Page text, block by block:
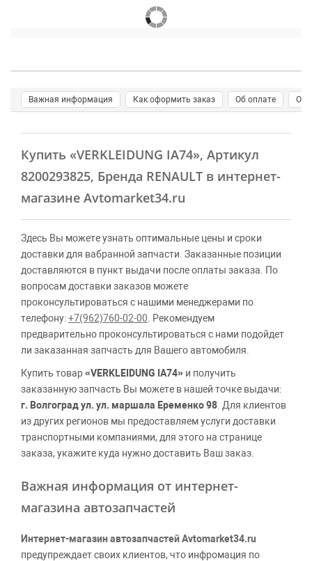
Важная информация Как оформить заказ Об оплате О
Купить «VERKLEIDUNG IA74», Артикул
8200293825, Бренда RENAULT в интернет-
магазине Avtomarket34.ru
Здесь Вы можете узнать оптимальные цены и сроки
доставки для вабранной запчасти. Заказанные позиции
доставляются в пункт выдачи после оплаты заказа. По
вопросам доставки заказов можете
проконсультироваться с нашими менеджерами по
телефону:+7(962)760-02-00 . Рекомендуем
предварительно проконсультироваться с нами подойдет
ли заказанная запчасть для Вашего автомобиля.
Купить товар«VERKLEIDUNG IA74» и получить
заказанную запчасть Вы можете в нашей точке выдачи:
г. Волгоград ул. ул. маршала Еременко 98 . Для клиентов
из других регионов мы предоставляем услуги доставки
транспортными компаниями, для этого на странице
заказа, укажите куда нужно доставить Ваш заказ.
Важная информация от интернет-
магазина автозапчастей
Интернет-магазин автозапчастей Avtomarket34.ru
предупреждает своих клиентов, что инфромация по